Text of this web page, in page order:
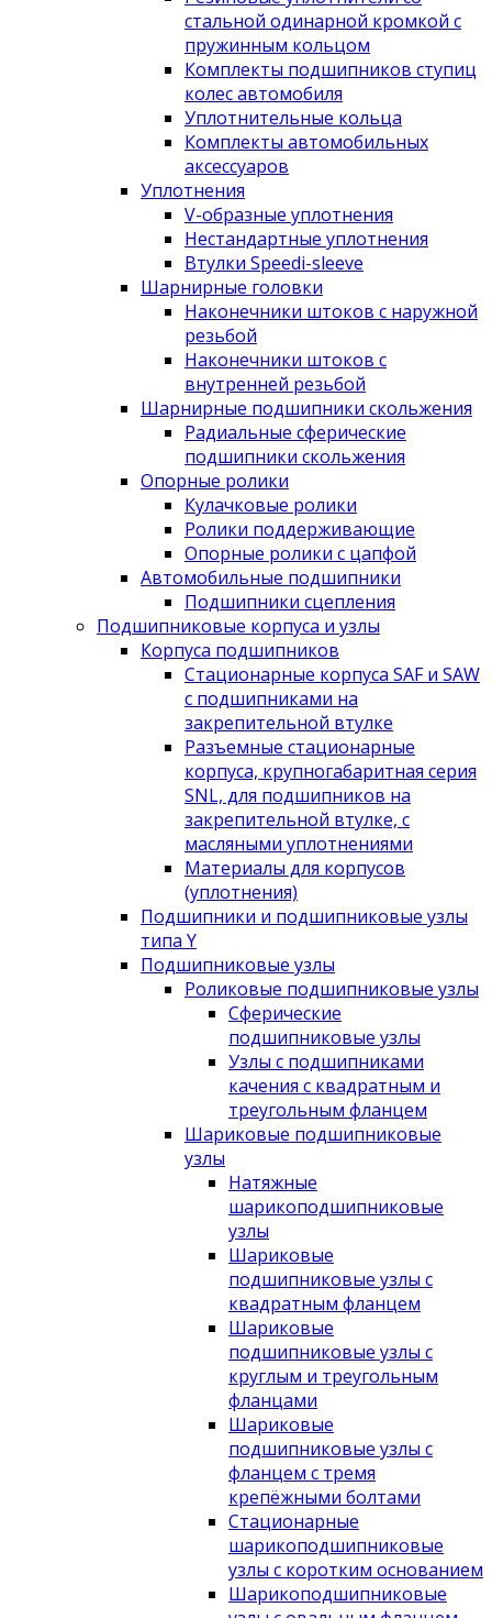
стальной одинарной кромкой с
пружинным кольцом
Комплекты подшипников ступиц
колес автомобиля
Уплотнительные кольца
Комплекты автомобильных
аксессуаров
Уплотнения
V-образные уплотнения
Нестандартные уплотнения
Втулки Speedi-sleeve
Шарнирные головки
Наконечники штоков с наружной
резьбой
Наконечники штоков с
внутренней резьбой
Шарнирные подшипники скольжения
Радиальные сферические
подшипники скольжения
Опорные ролики
Кулачковые ролики
Ролики поддерживающие
Опорные ролики с цапфой
Автомобильные подшипники
Подшипники сцепления
Подшипниковые корпуса и узлы
Корпуса подшипников
Стационарные корпуса SAF и SAW
с подшипниками на
закрепительной втулке
Разъемные стационарные
корпуса, крупногабаритная серия
SNL, для подшипников на
закрепительной втулке, с
масляными уплотнениями
Материалы для корпусов
(уплотнения)
Подшипники и подшипниковые узлы
типа Y
Подшипниковые узлы
Роликовые подшипниковые узлы
Сферические
подшипниковые узлы
Узлы с подшипниками
качения с квадратным и
треугольным фланцем
Шариковые подшипниковые
узлы
Натяжные
шарикоподшипниковые
узлы
Шариковые
подшипниковые узлы с
квадратным фланцем
Шариковые
подшипниковые узлы с
круглым и треугольным
фланцами
Шариковые
подшипниковые узлы с
фланцем с тремя
крепёжными болтами
Стационарные
шарикоподшипниковые
узлы с коротким основанием
Шарикоподшипниковые